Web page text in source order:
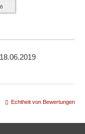
Echtheit von Bewertungen